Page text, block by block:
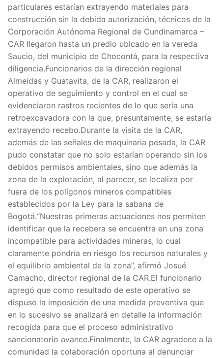
particulares estarían extrayendo materiales para
construcción sin la debida autorización, técnicos de la
Corporación Autónoma Regional de Cundinamarca –
CAR llegaron hasta un predio ubicado en la vereda
Saucio, del municipio de Chocontá, para la respectiva
diligencia.Funcionarios de la dirección regional
Almeidas y Guatavita, de la CAR, realizaron el
operativo de seguimiento y control en el cual se
evidenciaron rastros recientes de lo que sería una
retroexcavadora con la que, presuntamente, se estaría
extrayendo recebo.Durante la visita de la CAR,
además de las señales de maquinaria pesada, la CAR
pudo constatar que no solo estarían operando sin los
debidos permisos ambientales, sino que además la
zona de la explotación, al parecer, se localiza por
fuera de los polígonos mineros compatibles
establecidos por la Ley para la sabana de
Bogotá.“Nuestras primeras actuaciones nos permiten
identificar que la recebera se encuentra en una zona
incompatible para actividades mineras, lo cual
claramente pondría en riesgo los recursos naturales y
el equilibrio ambiental de la zona”, afirmó Josué
Camacho, director regional de la CAR.El funcionario
agregó que como resultado de este operativo se
dispuso la imposición de una medida preventiva que
en lo sucesivo se analizará en detalle la información
recogida para que el proceso administrativo
sancionatorio avance.Finalmente, la CAR agradece a la
comunidad la colaboración oportuna al denunciar